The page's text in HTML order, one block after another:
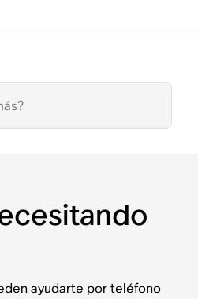
ayudarte por teléfono